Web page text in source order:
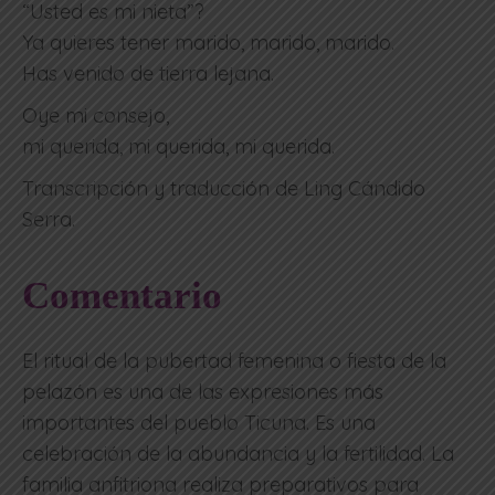
“Usted es mi nieta”?
Ya quieres tener marido, marido, marido.
Has venido de tierra lejana.
Oye mi consejo,
mi querida, mi querida, mi querida.
Transcripción y traducción de Ling Cándido
Serra.
Comentario
El ritual de la pubertad femenina o fiesta de la
pelazón es una de las expresiones más
importantes del pueblo Ticuna. Es una
celebración de la abundancia y la fertilidad. La
familia anfitriona realiza preparativos para